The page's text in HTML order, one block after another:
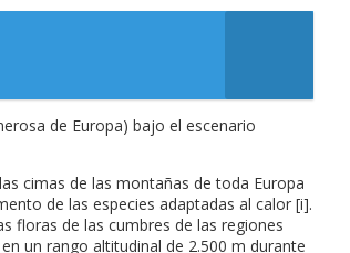
de Europa) bajo el escenario
cimas de las montañas de toda Europa
de las especies adaptadas al calor [i].
floras de las cumbres de las regiones
un rango altitudinal de 2.500 m durante